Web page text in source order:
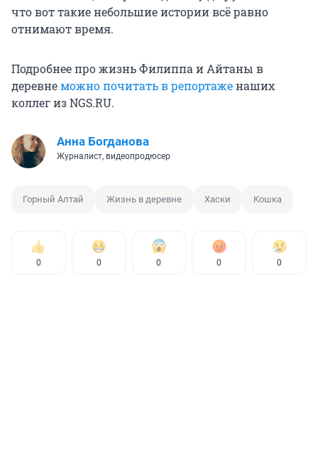
что вот такие небольшие истории всё равно
отнимают время.
Подробнее про жизнь Филиппа и Айтаны в
деревнеможно почитать в репортаженаших
коллег из NGS.RU.
Анна Богданова
Журналист, видеопродюсер
Горный Алтай Жизнь в деревне Хаски Кошка
0 0 0 0 0